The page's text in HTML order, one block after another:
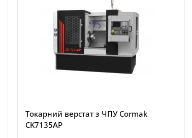
Токарний верстат з ЧПУ Cormak
CK7135AP